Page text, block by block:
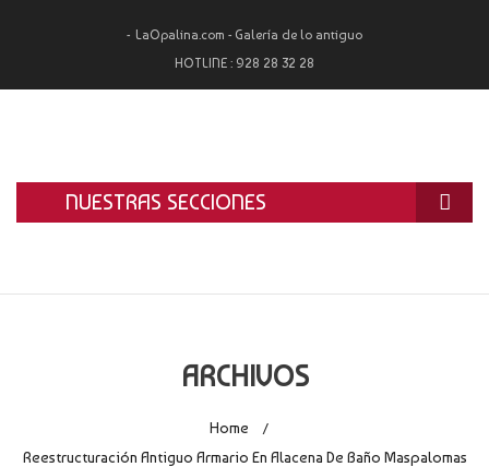
LaOpalina.com - Galería de lo antiguo
HOTLINE : 928 28 32 28
NUESTRAS SECCIONES
LA OPALINA
TASACIÓN Y COMPRA
ARCHIVOS
Home /
Reestructuración Antiguo Armario En Alacena De Baño Maspalomas